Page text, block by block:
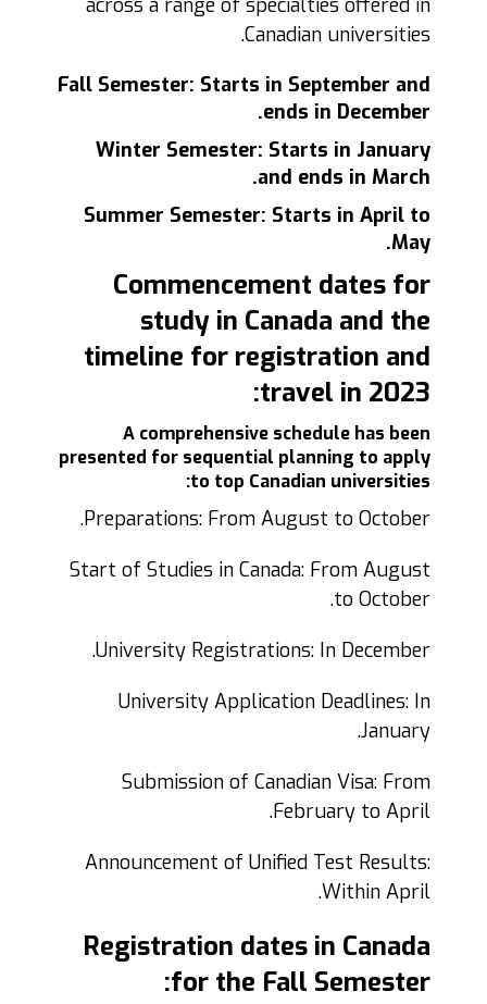
across a range of specialties offered in
Canadian universities.
Fall Semester: Starts in September and
ends in December.
Winter Semester: Starts in January
and ends in March.
Summer Semester: Starts in April to
May.
Commencement dates for
study in Canada and the
timeline for registration and
travel in 2023:
A comprehensive schedule has been
presented for sequential planning to apply
to top Canadian universities:
Preparations: From August to October.
Start of Studies in Canada: From August
to October.
University Registrations: In December.
University Application Deadlines: In
January.
Submission of Canadian Visa: From
February to April.
Announcement of Unified Test Results:
Within April.
Registration dates in Canada
for the Fall Semester: